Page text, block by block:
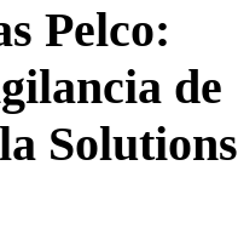
Pelco:
de
Solutions